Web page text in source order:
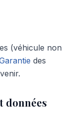
(véhicule non
des
données